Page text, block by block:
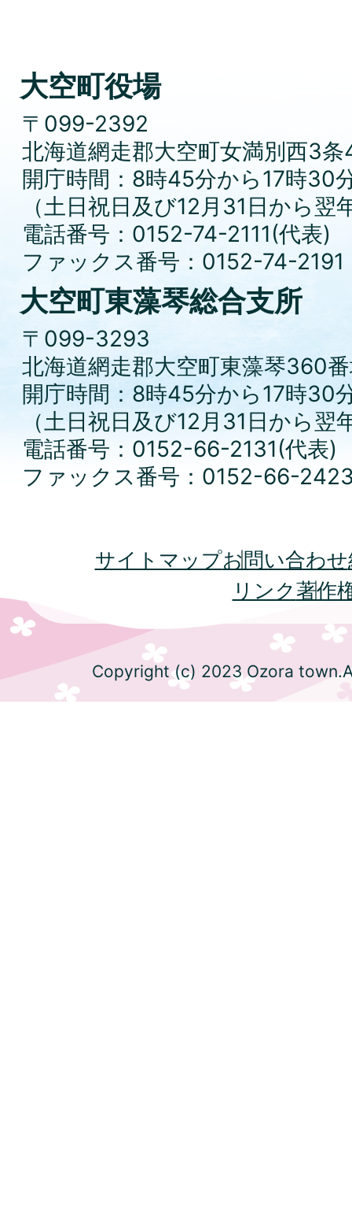
大空町役場
〒099-2392
北海道網走郡大空町女満別西3条
開庁時間：8時45分から17時30
（土日祝日及び12月31日から
電話番号：0152-74-2111(代表)
ファックス番号：0152-74-2191
大空町東藻琴総合支所
〒099-3293
北海道網走郡大空町東藻琴360
開庁時間：8時45分から17時30
（土日祝日及び12月31日から
電話番号：0152-66-2131(代表)
ファックス番号：0152-66-
サイトマップお問い合わせ
リンク著作
Copyright (c) 2023 Ozora